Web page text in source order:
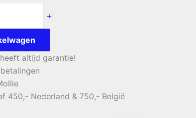
+
altijd garantie!
450,- Nederland & 750,- België